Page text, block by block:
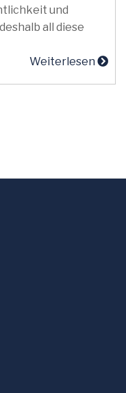
und
all diese
Weiterlesen